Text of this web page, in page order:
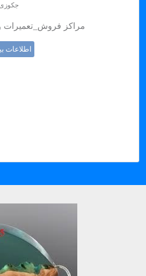
مراکز
اطلاعات